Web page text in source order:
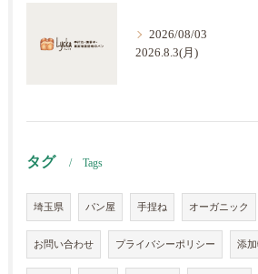
2026/08/03
2026.8.3(月)
タグ Tags
埼玉県 パン屋 手捏ね オーガニック
お問い合わせ プライバシーポリシー 添